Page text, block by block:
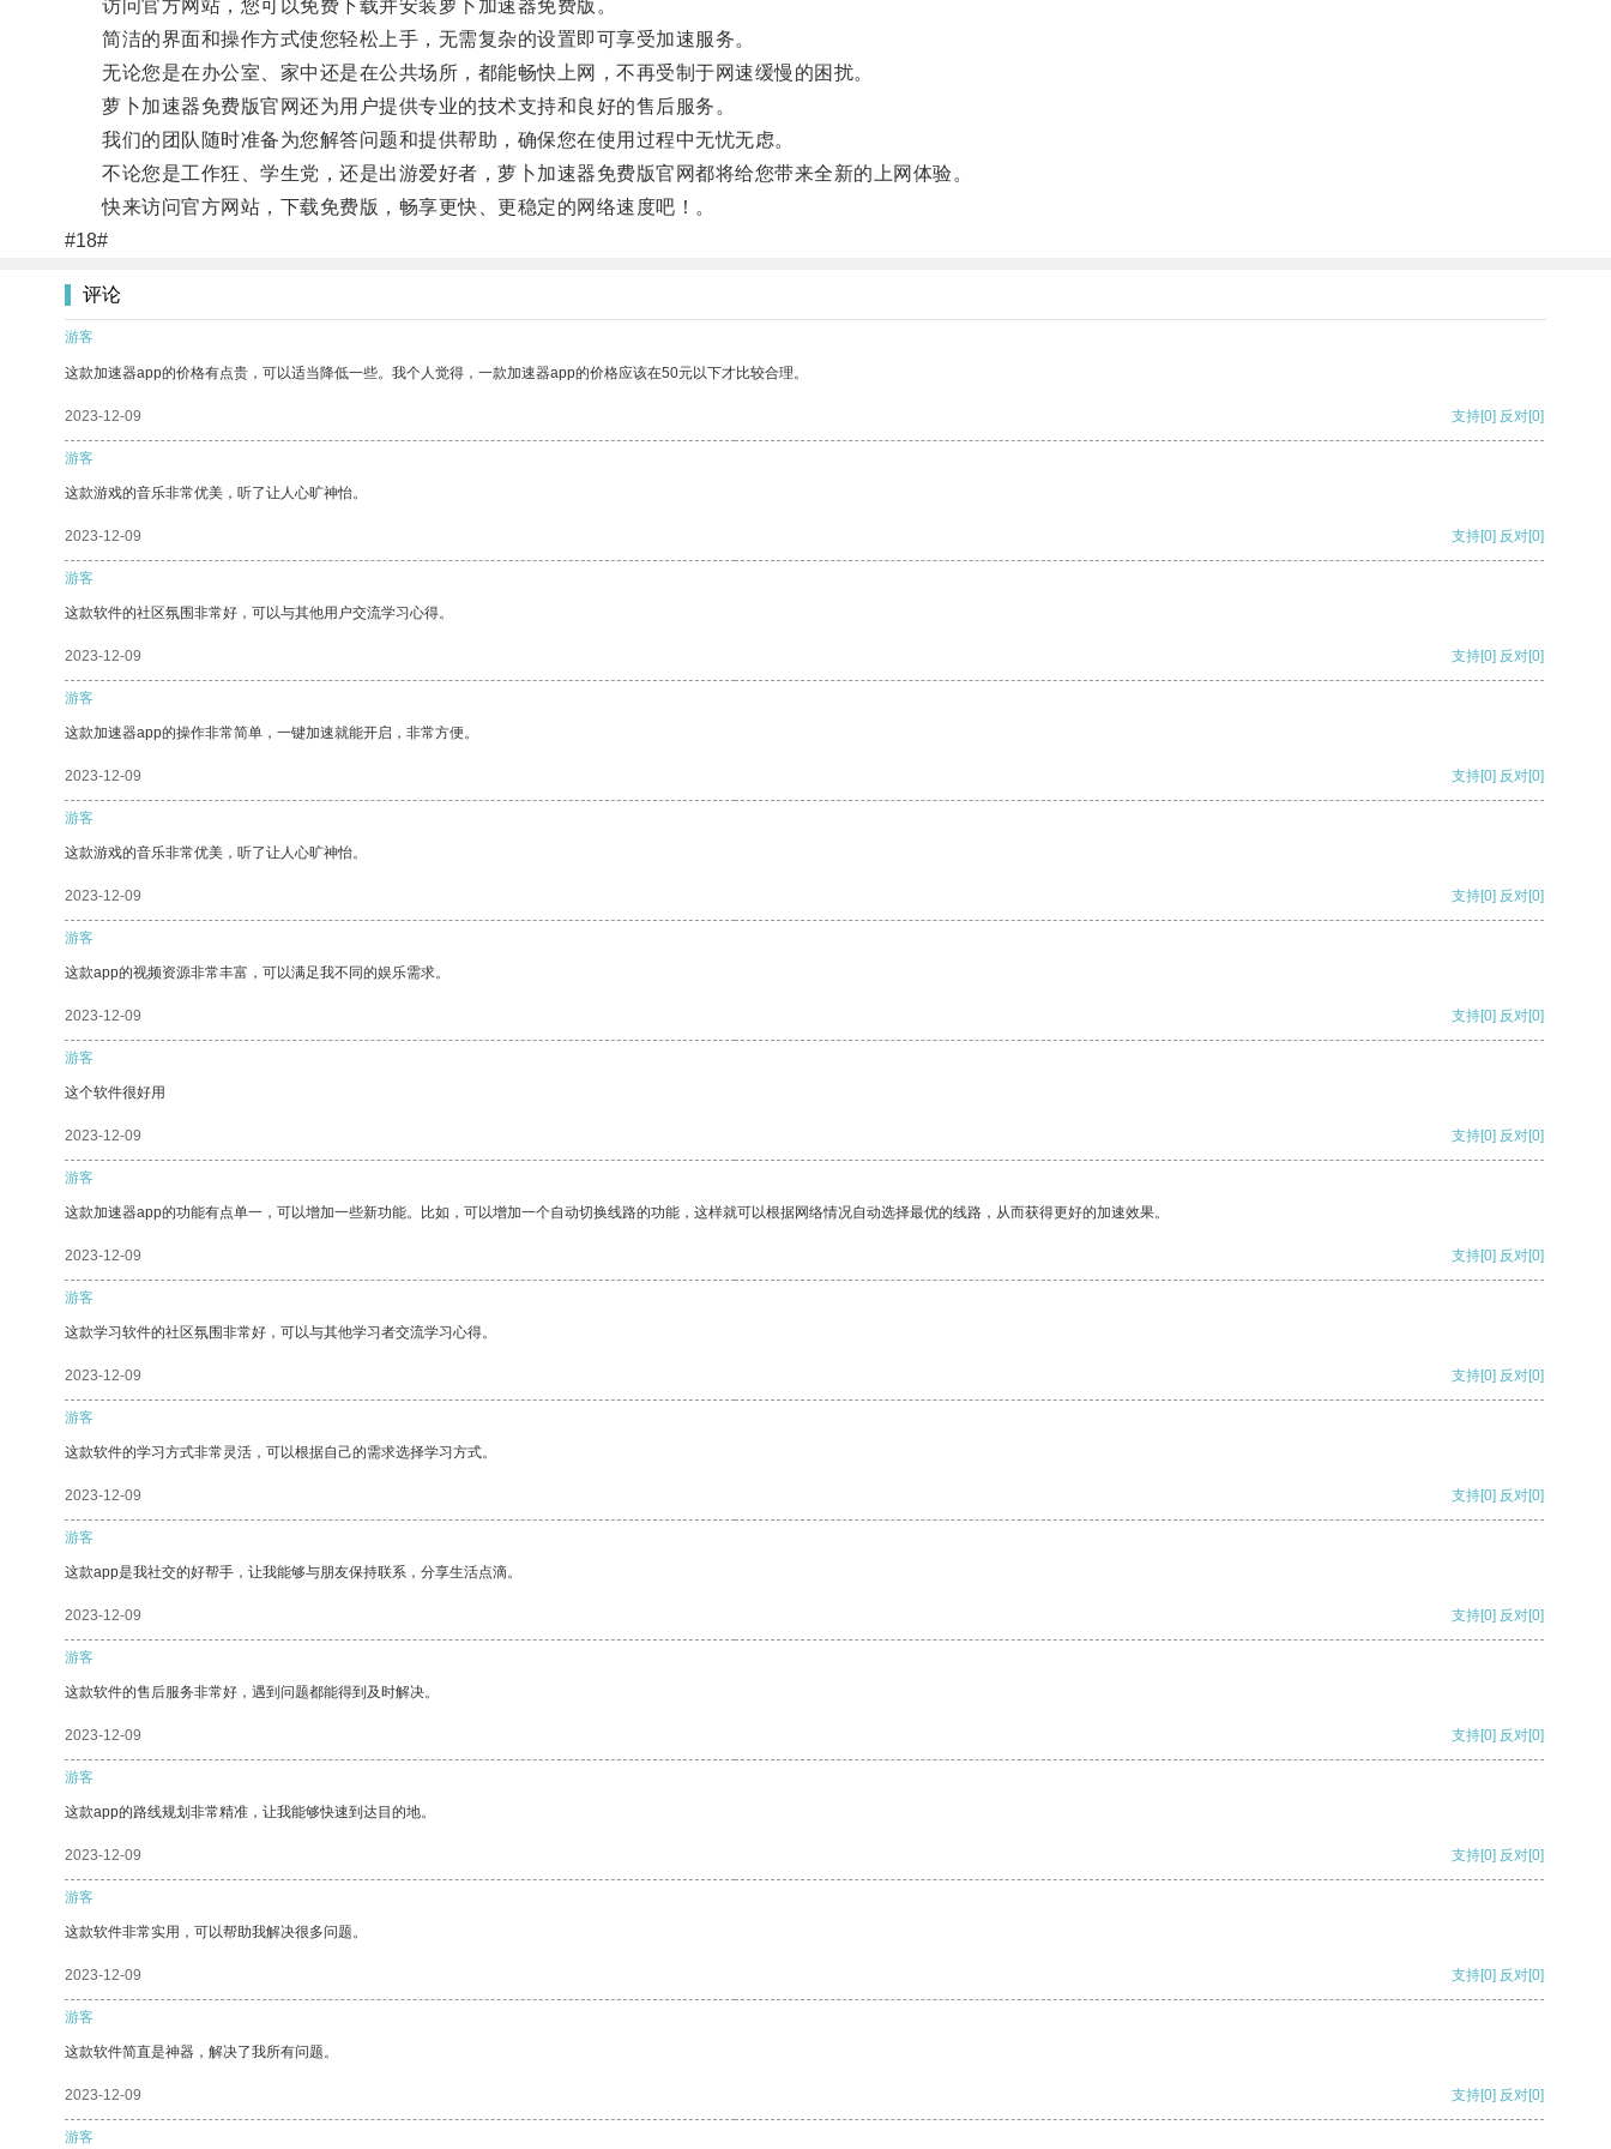
访问官方网站，您可以免费下载并安装萝卜加速器免费版。
简洁的界面和操作方式使您轻松上手，无需复杂的设置即可享受加速服务。
无论您是在办公室、家中还是在公共场所，都能畅快上网，不再受制于网速缓慢的困扰。
萝卜加速器免费版官网还为用户提供专业的技术支持和良好的售后服务。
我们的团队随时准备为您解答问题和提供帮助，确保您在使用过程中无忧无虑。
不论您是工作狂、学生党，还是出游爱好者，萝卜加速器免费版官网都将给您带来全新的上网体验。
快来访问官方网站，下载免费版，畅享更快、更稳定的网络速度吧！。
#18#
评论
游客
这款加速器app的价格有点贵，可以适当降低一些。我个人觉得，一款加速器app的价格应该在50元以下才比较合理。
2023-12-09 支持[0] 反对[0]
游客
这款游戏的音乐非常优美，听了让人心旷神怡。
2023-12-09 支持[0] 反对[0]
游客
这款软件的社区氛围非常好，可以与其他用户交流学习心得。
2023-12-09 支持[0] 反对[0]
游客
这款加速器app的操作非常简单，一键加速就能开启，非常方便。
2023-12-09 支持[0] 反对[0]
游客
这款游戏的音乐非常优美，听了让人心旷神怡。
2023-12-09 支持[0] 反对[0]
游客
这款app的视频资源非常丰富，可以满足我不同的娱乐需求。
2023-12-09 支持[0] 反对[0]
游客
这个软件很好用
2023-12-09 支持[0] 反对[0]
游客
这款加速器app的功能有点单一，可以增加一些新功能。比如，可以增加一个自动切换线路的功能，这样就可以根据网络情况自动选择最优的线路，从而获得更好的加速效果。
2023-12-09 支持[0] 反对[0]
游客
这款学习软件的社区氛围非常好，可以与其他学习者交流学习心得。
2023-12-09 支持[0] 反对[0]
游客
这款软件的学习方式非常灵活，可以根据自己的需求选择学习方式。
2023-12-09 支持[0] 反对[0]
游客
这款app是我社交的好帮手，让我能够与朋友保持联系，分享生活点滴。
2023-12-09 支持[0] 反对[0]
游客
这款软件的售后服务非常好，遇到问题都能得到及时解决。
2023-12-09 支持[0] 反对[0]
游客
这款app的路线规划非常精准，让我能够快速到达目的地。
2023-12-09 支持[0] 反对[0]
游客
这款软件非常实用，可以帮助我解决很多问题。
2023-12-09 支持[0] 反对[0]
游客
这款软件简直是神器，解决了我所有问题。
2023-12-09 支持[0] 反对[0]
游客